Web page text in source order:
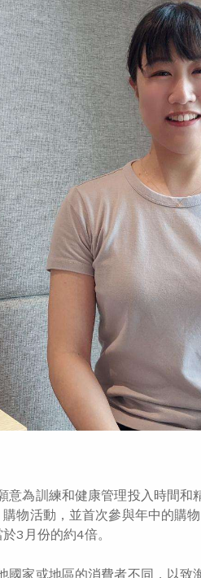
為訓練和健康管理投入時間和
物活動，並首次參與年中的購
3月份的約4倍。
家或地區的消費者不同，以致